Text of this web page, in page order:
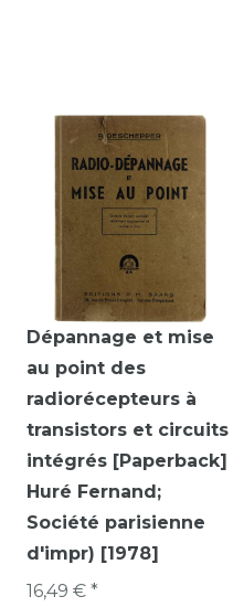
Dépannage et mise
au point des
radiorécepteurs à
transistors et circuits
intégrés [Paperback]
Huré Fernand;
Société parisienne
d'impr) [1978]
16,49 € *